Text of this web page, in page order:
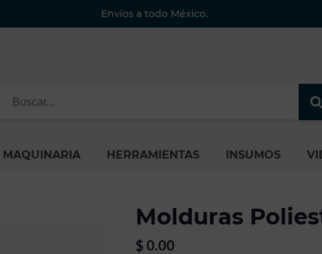
Envíos a todo México.
MAQUINARIA HERRAMIENTAS INSUMOS
Molduras
$ 0.00